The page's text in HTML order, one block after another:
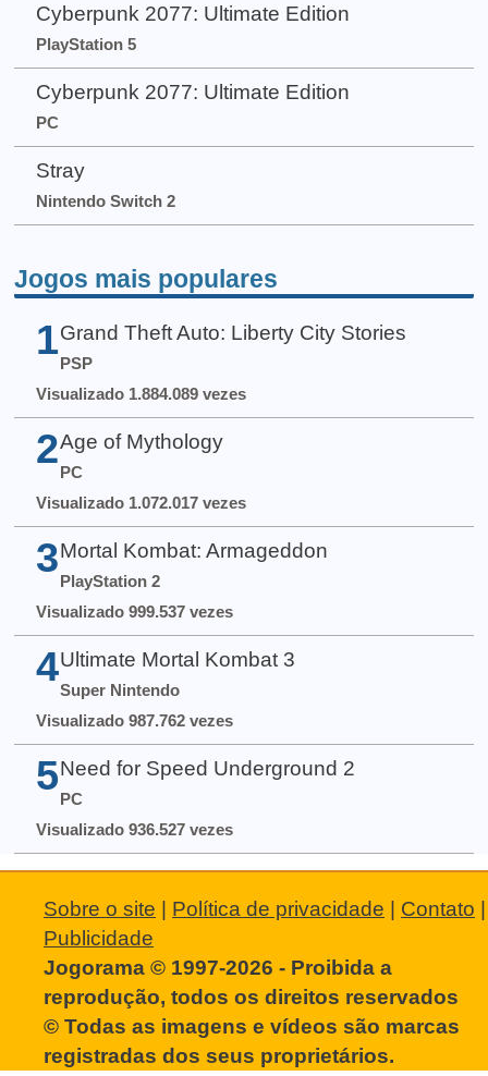
Cyberpunk 2077: Ultimate Edition
PlayStation 5
Cyberpunk 2077: Ultimate Edition
PC
Stray
Nintendo Switch 2
Jogos mais populares
1 Grand Theft Auto: Liberty City Stories
PSP
Visualizado 1.884.089 vezes
2 Age of Mythology
PC
Visualizado 1.072.017 vezes
3 Mortal Kombat: Armageddon
PlayStation 2
Visualizado 999.537 vezes
4 Ultimate Mortal Kombat 3
Super Nintendo
Visualizado 987.762 vezes
5 Need for Speed Underground 2
PC
Visualizado 936.527 vezes
Sobre o site | Política de privacidade | Contato |
Publicidade
Jogorama © 1997-2026 - Proibida a
reprodução, todos os direitos reservados
© Todas as imagens e vídeos são marcas
registradas dos seus proprietários.